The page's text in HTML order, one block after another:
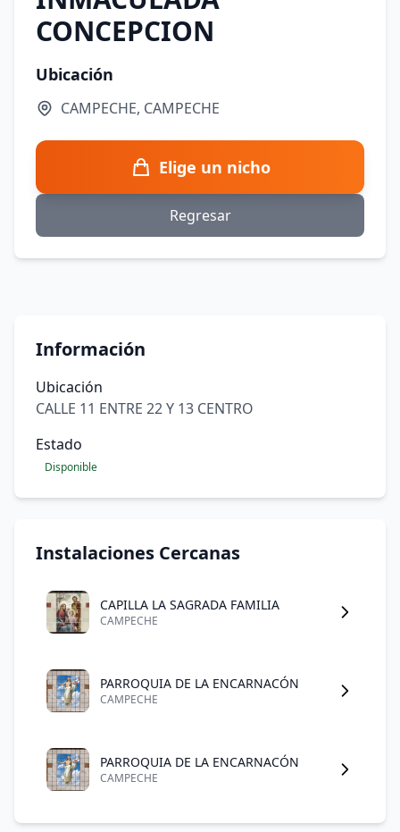
CONCEPCION
Ubicación
CAMPECHE, CAMPECHE
Elige un nicho
Regresar
Información
Ubicación
CALLE 11 ENTRE 22 Y 13 CENTRO
Estado
Disponible
Instalaciones Cercanas
CAPILLA LA SAGRADA FAMILIA
CAMPECHE
PARROQUIA DE LA ENCARNACÓN
CAMPECHE
PARROQUIA DE LA ENCARNACÓN
CAMPECHE